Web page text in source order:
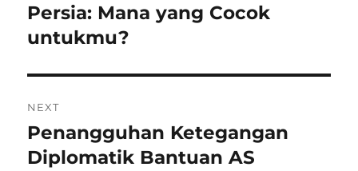
post:
Persia: Mana yang Cocok
untukmu?
NEXT
Next
post:
Penangguhan Ketegangan
Diplomatik Bantuan AS